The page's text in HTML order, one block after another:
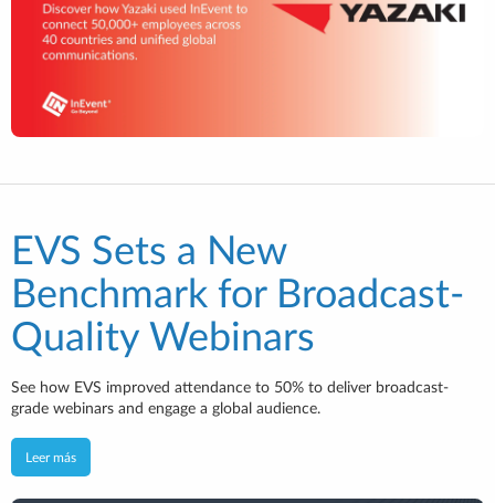
EVS Sets a New
Benchmark for Broadcast-
Quality Webinars
See how EVS improved attendance to 50% to deliver broadcast-
grade webinars and engage a global audience.
Leer más